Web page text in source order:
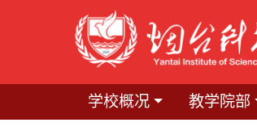
学校概况 教学院部